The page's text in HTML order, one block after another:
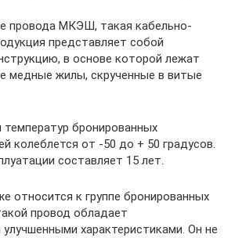
провода МКЭШ, такая кабельно-
представляет собой
в основе которой лежат
медные жилы, скрученные в витые
бронированных
колеблется от -50 до + 50 градусов.
составляет 15 лет.
относится к группе бронированных
провод обладает
характеристиками. Он не